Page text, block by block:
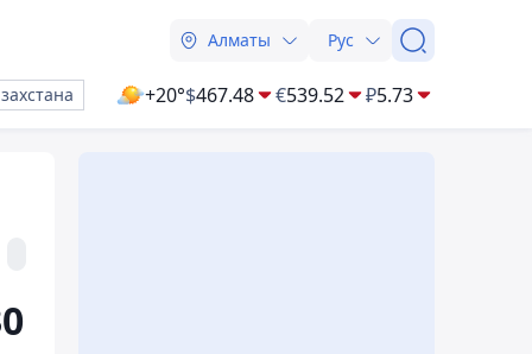
Алматы Рус
+20°$467.48 €539.52 ₽5.73